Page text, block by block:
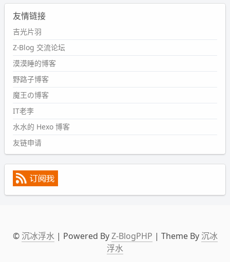
2024-09-11 08:45:43
#PubWord
然后天凉了，为了应对踢被子买了睡袋，不知道 1.2 米会不
会略窄。。
wdssmq
2024-09-09 19:43:00
#PubWord
表，21 年 11 月底发现 B 站上线了这部，直到前几天才看
完，还是分两次看的。。接下来有五项是 2019 年的，都是
电影 —— 略长的待办列表。。
友情链接
吉光片羽
Z-Blog 交流论坛
漠漠睡的博客
野路子博客
魔王の博客
IT老李
水水的 Hexo 博客
友链申请
© 沉冰浮水| Powered ByZ-BlogPHP | Theme By 沉冰
浮水